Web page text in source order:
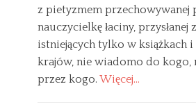
y
z pietyzmem przechowywanej
nauczycielkę łaciny, przysłanej
istniejących tylko w książkach i
krajów, nie wiadomo do kogo,
przez kogo. Więcej…